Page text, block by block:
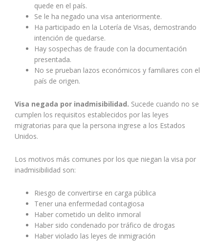
quede en el país.
Se le ha negado una visa anteriormente.
Ha participado en la Lotería de Visas, demostrando
intención de quedarse.
Hay sospechas de fraude con la documentación
presentada.
No se prueban lazos económicos y familiares con el
país de origen.
Visa negada por inadmisibilidad. Sucede cuando no se
cumplen los requisitos establecidos por las leyes
migratorias para que la persona ingrese a los Estados
Unidos.
Los motivos más comunes por los que niegan la visa por
inadmisibilidad son:
Riesgo de convertirse en carga pública
Tener una enfermedad contagiosa
Haber cometido un delito inmoral
Haber sido condenado por tráfico de drogas
Haber violado las leyes de inmigración